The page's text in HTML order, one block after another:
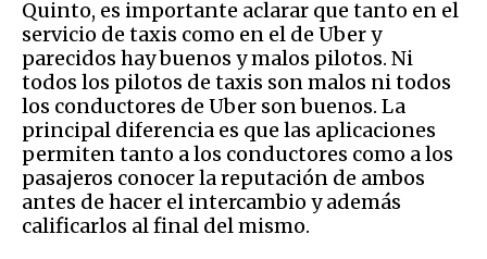
Quinto, es importante aclarar que tanto en el
servicio de taxis como en el de Uber y
parecidos hay buenos y malos pilotos. Ni
todos los pilotos de taxis son malos ni todos
los conductores de Uber son buenos. La
principal diferencia es que las aplicaciones
permiten tanto a los conductores como a los
pasajeros conocer la reputación de ambos
antes de hacer el intercambio y además
calificarlos al final del mismo.